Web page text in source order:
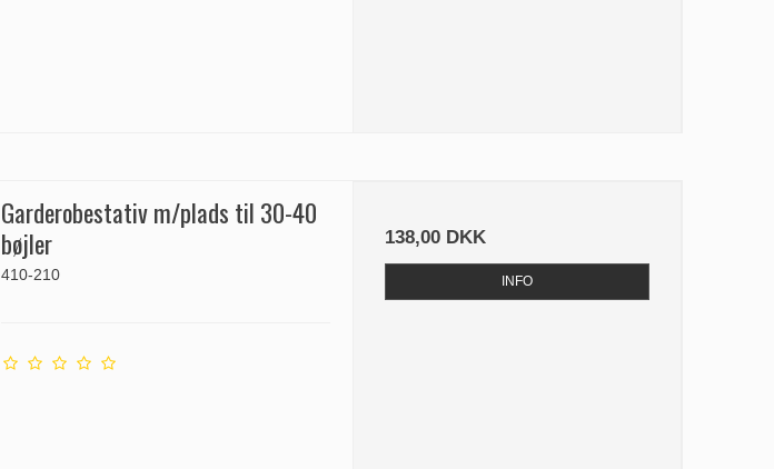
Garderobestativ m/plads til 30-40
bøjler
410-210
138,00 DKK
INFO